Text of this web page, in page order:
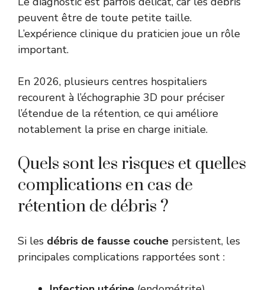
peuvent être de toute petite taille.
L’expérience clinique du praticien joue un rôle
important.
En 2026, plusieurs centres hospitaliers
recourent à l’échographie 3D pour préciser
l’étendue de la rétention, ce qui améliore
notablement la prise en charge initiale.
Quels sont les risques et quelles
complications en cas de
rétention de débris ?
Si les débris de fausse couche persistent, les
principales complications rapportées sont :